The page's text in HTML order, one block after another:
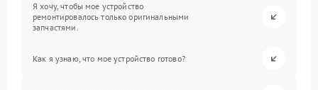
Я хочу, чтобы мое устройство
ремонтировалось только оригинальными
запчастями.
Как я узнаю, что мое устройство готово?